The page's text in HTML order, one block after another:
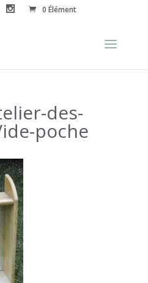
0 Élément
des-
poche